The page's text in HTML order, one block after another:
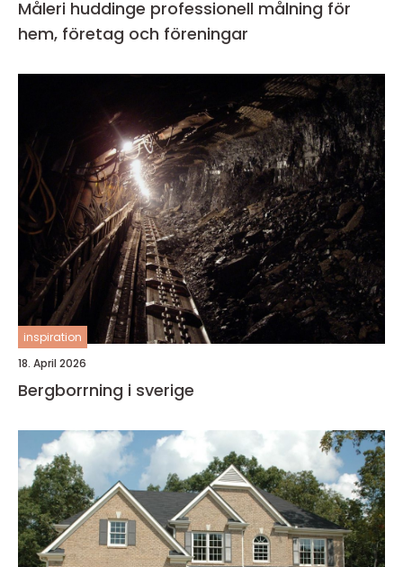
Måleri huddinge professionell målning för
hem, företag och föreningar
inspiration
18. April 2026
Bergborrning i sverige